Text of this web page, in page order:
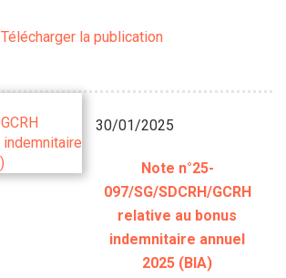
Télécharger la publication
30/01/2025
Note n°25-
097/SG/SDCRH/GCRH
relative au bonus
indemnitaire annuel
2025 (BIA)